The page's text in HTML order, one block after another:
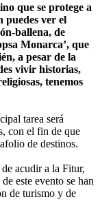
que se protege a
puedes ver el
ballena, de
Monarca’, que
a pesar de la
vivir historias,
tenemos
tarea será
con el fin de que
de destinos.
acudir a la Fitur,
este evento se han
de turismo y de